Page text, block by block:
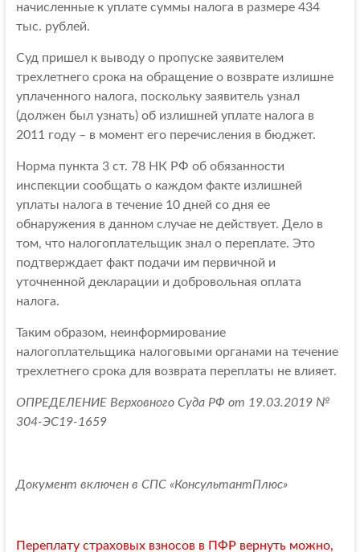
начисленные к уплате суммы налога в размере 434
тыс. рублей.
Суд пришел к выводу о пропуске заявителем
трехлетнего срока на обращение о возврате излишне
уплаченного налога, поскольку заявитель узнал
(должен был узнать) об излишней уплате налога в
2011 году – в момент его перечисления в бюджет.
Норма пункта 3 ст. 78 НК РФ об обязанности
инспекции сообщать о каждом факте излишней
уплаты налога в течение 10 дней со дня ее
обнаружения в данном случае не действует. Дело в
том, что налогоплательщик знал о переплате. Это
подтверждает факт подачи им первичной и
уточненной декларации и добровольная оплата
налога.
Таким образом, неинформирование
налогоплательщика налоговыми органами на течение
трехлетнего срока для возврата переплаты не влияет.
ОПРЕДЕЛЕНИЕ Верховного Суда РФ от 19.03.2019 №
304-ЭС19-1659
Документ включен в СПС «КонсультантПлюс»
Переплату страховых взносов в ПФР вернуть можно,